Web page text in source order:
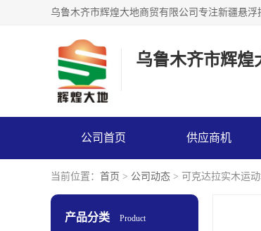
乌鲁木齐市辉煌
公司首页 供应商机
当前位置： 首页 > 公司动态 > 可克达拉实木运
产品分类 Product